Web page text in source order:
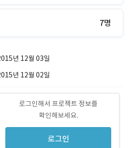
7명
년 12월 03일
년 12월 02일
로그인해서 프로젝트 정보를
확인해보세요.
로그인